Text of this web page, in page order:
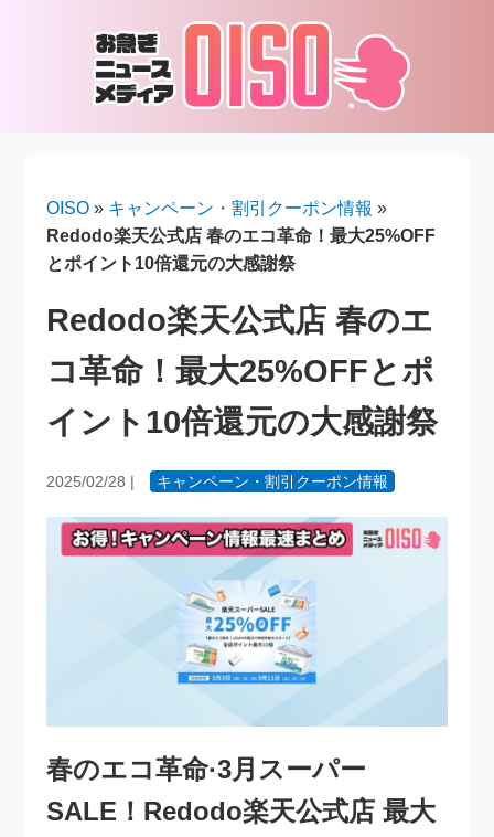
OISO » キャンペーン・割引クーポン情報 »
Redodo楽天公式店 春のエコ革命！最大25%OFF
とポイント10倍還元の大感謝祭
Redodo楽天公式店 春のエ
コ革命！最大25%OFFとポ
イント10倍還元の大感謝祭
2025/02/28 | キャンペーン・割引クーポン情報
春のエコ革命·3月スーパー
SALE！Redodo楽天公式店 最大